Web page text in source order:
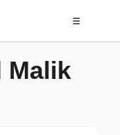
☰
Malik